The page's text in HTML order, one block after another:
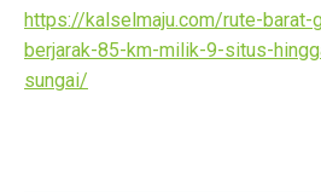
https://kalselmaju.com/rute-barat-
berjarak-85-km-milik-9-situs-
sungai/